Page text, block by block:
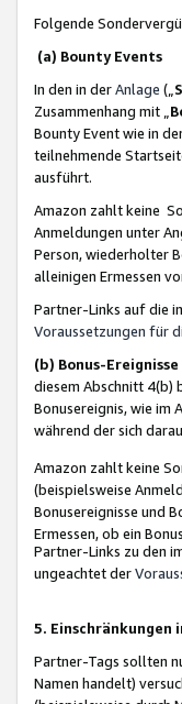
Folgende
(a) Bounty Events
In den in derAnlage („
Zusammenhang mit „
Bounty Event wie in
teilnehmende
ausführt.
Amazon zahlt keine
Anmeldungen unter
Person, wiederholter
alleinigen Ermessen
Partner-Links auf die
Voraussetzungen für
(b) Bonus-Ereignisse
diesem Abschnitt 4(b)
Bonusereignis, wie im
während der sich
Amazon zahlt keine
(beispielsweise
Bonusereignisse und
Ermessen, ob ein
Partner-Links zu den
ungeachtet der
5. Einschränkungen
Partner-Tags sollten
Namen handelt)